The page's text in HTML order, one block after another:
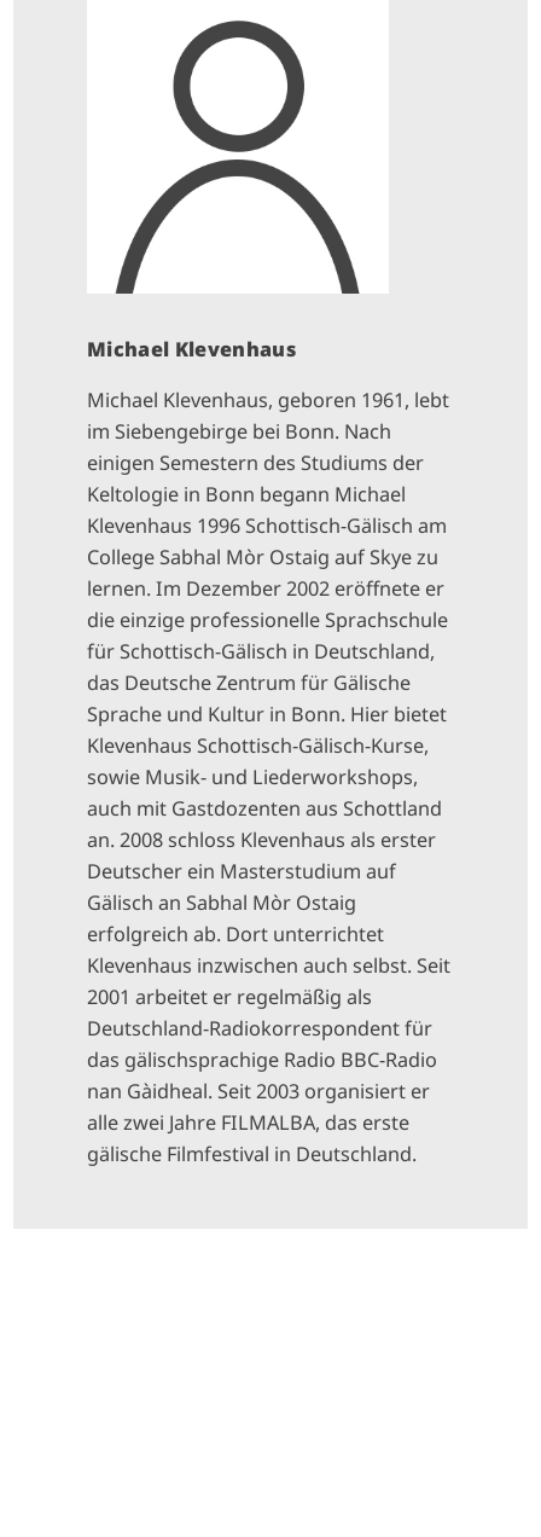
Michael Klevenhaus
Michael Klevenhaus, geboren 1961, lebt
im Siebengebirge bei Bonn. Nach
einigen Semestern des Studiums der
Keltologie in Bonn begann Michael
Klevenhaus 1996 Schottisch-Gälisch am
College Sabhal Mòr Ostaig auf Skye zu
lernen. Im Dezember 2002 eröffnete er
die einzige professionelle Sprachschule
für Schottisch-Gälisch in Deutschland,
das Deutsche Zentrum für Gälische
Sprache und Kultur in Bonn. Hier bietet
Klevenhaus Schottisch-Gälisch-Kurse,
sowie Musik- und Liederworkshops,
auch mit Gastdozenten aus Schottland
an. 2008 schloss Klevenhaus als erster
Deutscher ein Masterstudium auf
Gälisch an Sabhal Mòr Ostaig
erfolgreich ab. Dort unterrichtet
Klevenhaus inzwischen auch selbst. Seit
2001 arbeitet er regelmäßig als
Deutschland-Radiokorrespondent für
das gälischsprachige Radio BBC-Radio
nan Gàidheal. Seit 2003 organisiert er
alle zwei Jahre FILMALBA, das erste
gälische Filmfestival in Deutschland.